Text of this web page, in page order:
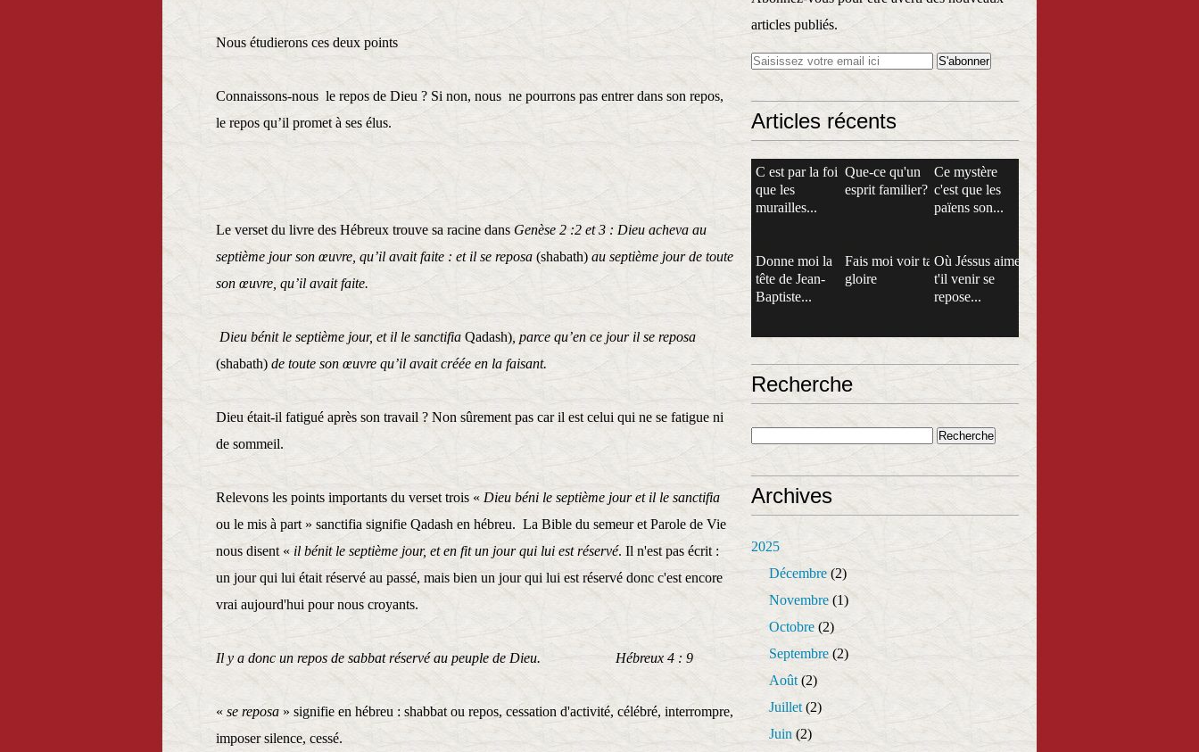
Nous étudierons ces deux points
Connaissons-nous le repos de Dieu ? Si non, nous ne pourrons pas entrer dans son repos,
le repos qu’il promet à ses élus.
Le verset du livre des Hébreux trouve sa racine dans Genèse 2 :2 et 3 : Dieu acheva au
septième jour son œuvre, qu’il avait faite : et il se reposa (shabath) au septième jour de toute
son œuvre, qu’il avait faite.
Dieu bénit le septième jour, et il le sanctifia Qadash) , parce qu’en ce jour il se reposa
(shabath) de toute son œuvre qu’il avait créée en la faisant.
Dieu était-il fatigué après son travail ? Non sûrement pas car il est celui qui ne se fatigue ni
de sommeil.
Relevons les points importants du verset trois « Dieu béni le septième jour et il le sanctifia
ou le mis à part » sanctifia signifie Qadash en hébreu. La Bible du semeur et Parole de Vie
nous disent « il bénit le septième jour, et en fit un jour qui lui est réservé. Il n'est pas écrit :
un jour qui lui était réservé au passé, mais bien un jour qui lui est réservé donc c'est encore
vrai aujourd'hui pour nous croyants.
Il y a donc un repos de sabbat réservé au peuple de Dieu. Hébreux 4 : 9
« se reposa » signifie en hébreu : shabbat ou repos, cessation d'activité, célébré, interrompre,
imposer silence, cessé.
articles publiés.
Articles récents
C est par la foi
que les
murailles...
Que-ce qu'un
esprit familier?
Ce mystère
c'est que les
païens son...
Donne moi la
tête de Jean-
Baptiste...
Fais moi voir ta
gloire
Où Jéssus aime
t'il venir se
repose...
Recherche
Archives
2025
Décembre (2)
Novembre (1)
Octobre (2)
Septembre (2)
Août (2)
Juillet (2)
Juin (2)